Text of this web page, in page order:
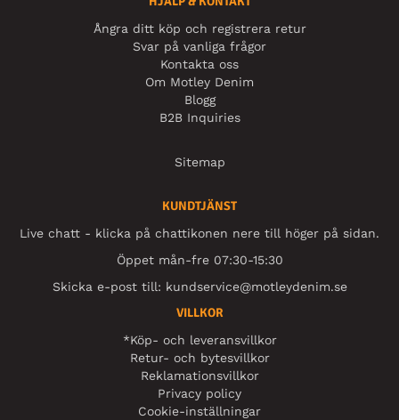
Ångra ditt köp och registrera retur
Svar på vanliga frågor
Kontakta oss
Om Motley Denim
Blogg
B2B Inquiries
Sitemap
KUNDTJÄNST
Live chatt - klicka på chattikonen nere till höger på sidan.
Öppet mån-fre 07:30-15:30
Skicka e-post till: kundservice@motleydenim.se
VILLKOR
*Köp- och leveransvillkor
Retur- och bytesvillkor
Reklamationsvillkor
Privacy policy
Cookie-inställningar